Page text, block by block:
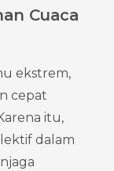
Cuaca
ekstrem,
cepat
itu,
dalam